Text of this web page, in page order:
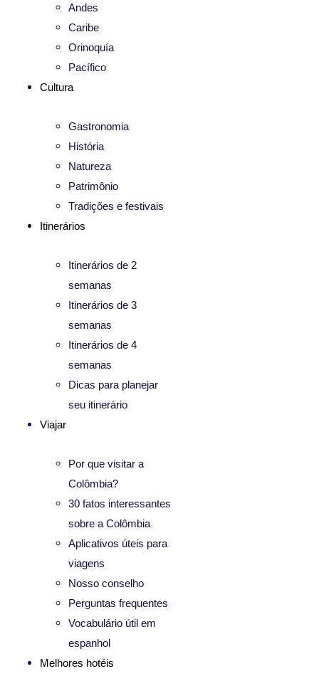
Andes
Caribe
Orinoquía
Pacífico
Cultura
Gastronomia
História
Natureza
Patrimônio
Tradições e festivais
Itinerários
Itinerários de 2
semanas
Itinerários de 3
semanas
Itinerários de 4
semanas
Dicas para planejar
seu itinerário
Viajar
Por que visitar a
Colômbia?
30 fatos interessantes
sobre a Colômbia
Aplicativos úteis para
viagens
Nosso conselho
Perguntas frequentes
Vocabulário útil em
espanhol
Melhores hotéis